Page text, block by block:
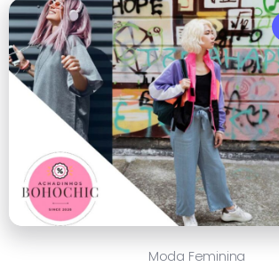
Moda Feminina